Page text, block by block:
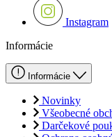
Instagram
Informácie
Informácie
Novinky
Všeobecné
Darčekové